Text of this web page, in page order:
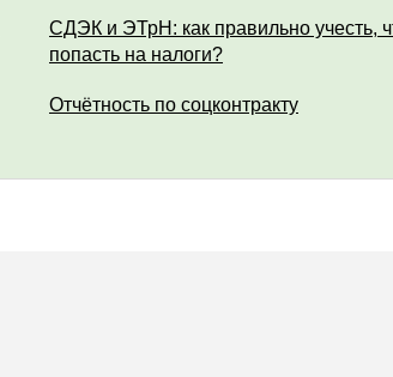
СДЭК и ЭТрН: как правильно учесть,
попасть на налоги?
Отчётность по соцконтракту